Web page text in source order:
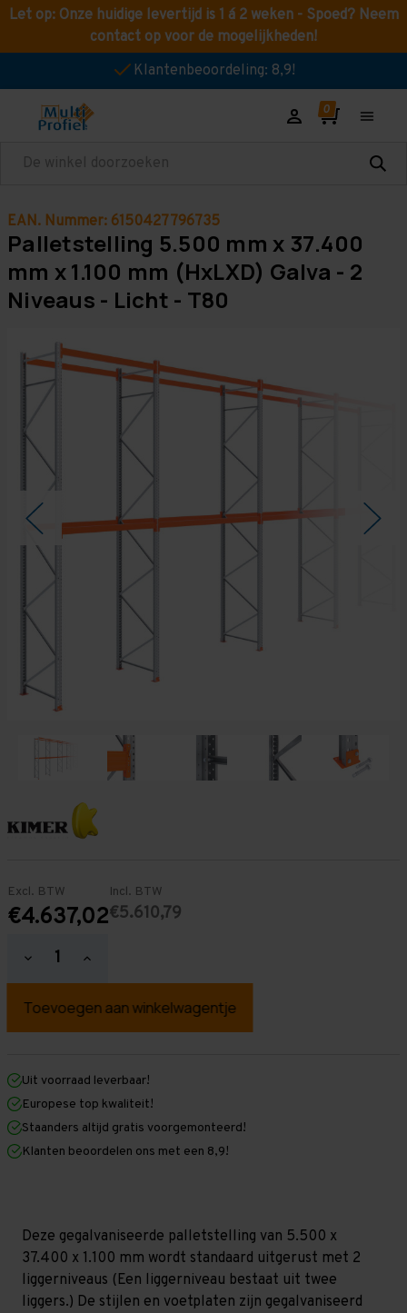
Let op: Onze huidige levertijd is 1 á 2 weken - Spoed? Neem
contact op voor de mogelijkheden!
Klantenbeoordeling: 8,9!
Zoeken
EAN. Nummer: 6150427796735
Palletstelling 5.500 mm x 37.400
mm x 1.100 mm (HxLXD) Galva - 2
Niveaus - Licht - T80
Excl. BTW
€4.637,02
Incl. BTW
€5.610,79
Hoeveelheid
verlagen
Palletstelling
mm
mm
x
1.100
mm
Galva
Licht
-
T80
Hoeveelheid
verhogen
Palletstelling
mm
mm
1.100
mm
(HxLXD)
Galva
Licht
-
T80
Uit voorraad leverbaar!
Europese top kwaliteit!
Staanders altijd gratis voorgemonteerd!
Klanten beoordelen ons met een 8,9!
Deze gegalvaniseerde palletstelling van 5.500 x
37.400 x 1.100 mm wordt standaard uitgerust met 2
liggerniveaus (Een liggerniveau bestaat uit twee
liggers.) De stijlen en voetplaten zijn gegalvaniseerd